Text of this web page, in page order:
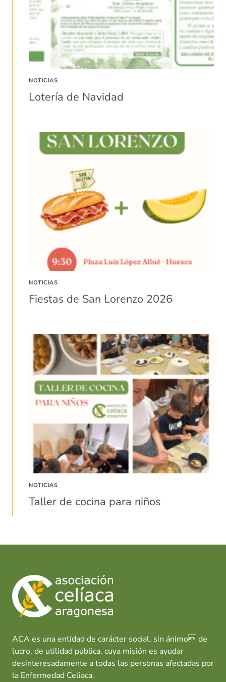
NOTICIAS
Lotería de Navidad
NOTICIAS
Fiestas de San Lorenzo 2026
NOTICIAS
Taller de cocina para niños
ACA es una entidad de carácter social, sin ánimo de
lucro, de utilidad pública, cuya misión es ayudar
desinteresadamente a todas las personas afectadas por
la Enfermedad Celiaca.